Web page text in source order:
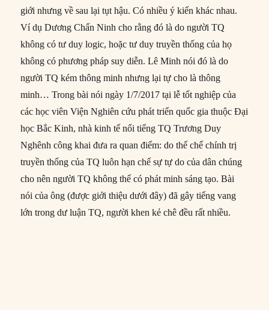
giới nhưng về sau lại tụt hậu. Có nhiều ý kiến khác nhau.
Ví dụ Dương Chấn Ninh cho rằng đó là do người TQ
không có tư duy logic, hoặc tư duy truyền thống của họ
không có phương pháp suy diễn. Lê Minh nói đó là do
người TQ kém thông minh nhưng lại tự cho là thông
minh… Trong bài nói ngày 1/7/2017 tại lễ tốt nghiệp của
các học viên Viện Nghiên cứu phát triển quốc gia thuộc Đại
học Bắc Kinh, nhà kinh tế nổi tiếng TQ Trương Duy
Nghênh công khai đưa ra quan điểm: do thể chế chính trị
truyền thống của TQ luôn hạn chế sự tự do của dân chúng
cho nên người TQ không thể có phát minh sáng tạo. Bài
nói của ông (được giới thiệu dưới đây) đã gây tiếng vang
lớn trong dư luận TQ, người khen kẻ chê đều rất nhiều.